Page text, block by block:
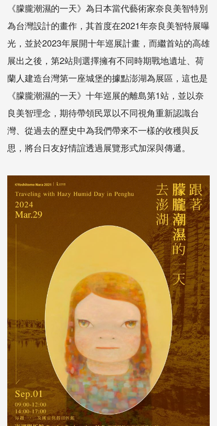
《朦朧潮濕的一天》為日本當代藝術家奈良美智特別
為台灣設計的畫作，其首度在2021年奈良美智特展曝
光，並於2023年展開十年巡展計畫，而繼首站的高雄
展出之後，第2站則選擇擁有不同時期戰地遺址、荷
蘭人建造台灣第一座城堡的據點澎湖為展區，這也是
《朦朧潮濕的一天》十年巡展的離島第1站，並以奈
良美智理念，期待帶領民眾以不同視角重新認識台
灣、從過去的歷史中為我們帶來不一樣的收穫與反
思，將台日友好情誼透過展覽形式加深與傳遞。